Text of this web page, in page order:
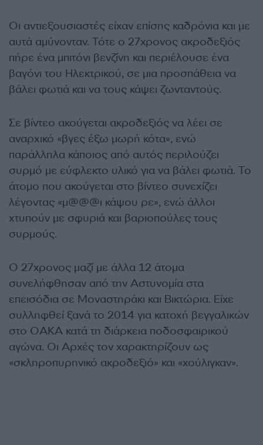
Οι αντιεξουσιαστές είχαν επίσης καδρόνια και με
αυτά αμύνονταν. Τότε ο 27χρονος ακροδεξιός
πήρε ένα μπιτόνι βενζίνη και περιέλουσε ένα
βαγόνι του Ηλεκτρικού, σε μια προσπάθεια να
βάλει φωτιά και να τους κάψει ζωνταντούς.
Σε βίντεο ακούγεται ακροδεξιός να λέει σε
αναρχικό «βγες έξω μωρή κότα», ενώ
παράλληλα κάποιος από αυτός περιλούζει
συρμό με εύφλεκτο υλικό για να βάλει φωτιά. Το
άτομο που ακούγεται στο βίντεο συνεχίζει
λέγοντας «μ@@@ι κάψου ρε», ενώ άλλοι
χτυπούν με σφυριά και βαριοπούλες τους
συρμούς.
Ο 27χρονος μαζί με άλλα 12 άτομα
συνελήφθησαν από την Αστυνομία στα
επεισόδια σε Μοναστηράκι και Βικτώρια. Είχε
συλληφθεί ξανά το 2014 για κατοχή βεγγαλικών
στο ΟΑΚΑ κατά τη διάρκεια ποδοσφαιρικού
αγώνα. Οι Αρχές τον χαρακτηρίζουν ως
«σκληροπυρηνικό ακροδεξιό» και «χούλιγκαν».